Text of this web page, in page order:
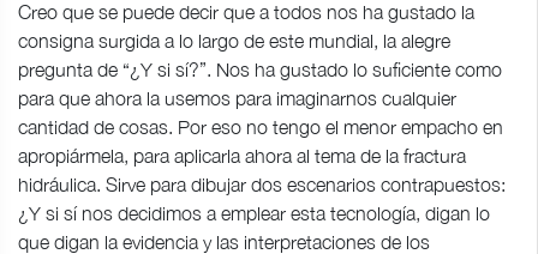
Creo que se puede decir que a todos nos ha gustado la
consigna surgida a lo largo de este mundial, la alegre
pregunta de “¿Y si sí?”. Nos ha gustado lo suficiente como
para que ahora la usemos para imaginarnos cualquier
cantidad de cosas. Por eso no tengo el menor empacho en
apropiármela, para aplicarla ahora al tema de la fractura
hidráulica. Sirve para dibujar dos escenarios contrapuestos:
¿Y si sí nos decidimos a emplear esta tecnología, digan lo
que digan la evidencia y las interpretaciones de los